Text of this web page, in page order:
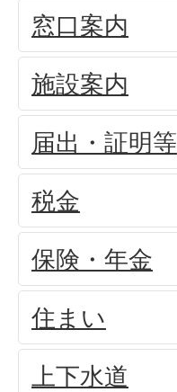
窓口案内
施設案内
届出・証明等
税金
保険・年金
住まい
上下水道